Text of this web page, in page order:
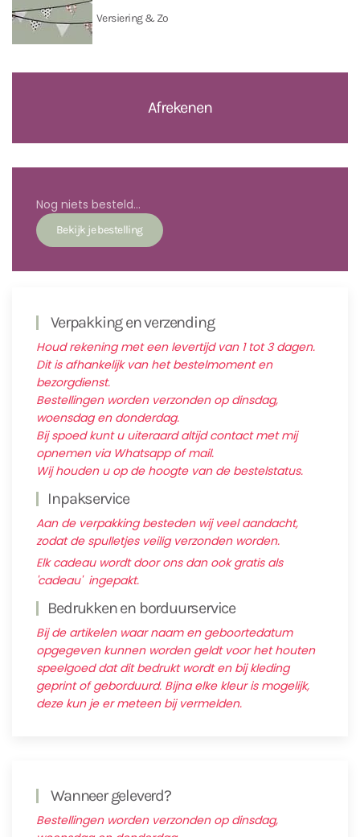
Versiering & Zo
Afrekenen
Nog niets besteld...
Verpakking en verzending
Houd rekening met een levertijd van 1 tot 3 dagen.
Dit is afhankelijk van het bestelmoment en
bezorgdienst.
Bestellingen worden verzonden op dinsdag,
woensdag en donderdag.
Bij spoed kunt u uiteraard altijd contact met mij
opnemen via Whatsapp of mail.
Wij houden u op de hoogte van de bestelstatus.
Inpakservice
Aan de verpakking besteden wij veel aandacht,
zodat de spulletjes veilig verzonden worden.
Elk cadeau wordt door ons dan ook gratis als
'cadeau' ingepakt.
Bedrukken en borduurservice
Bij de artikelen waar naam en geboortedatum
opgegeven kunnen worden geldt voor het houten
speelgoed dat dit bedrukt wordt en bij kleding
geprint of geborduurd. Bijna elke kleur is mogelijk,
deze kun je er meteen bij vermelden.
Wanneer geleverd?
Bestellingen worden verzonden op dinsdag,